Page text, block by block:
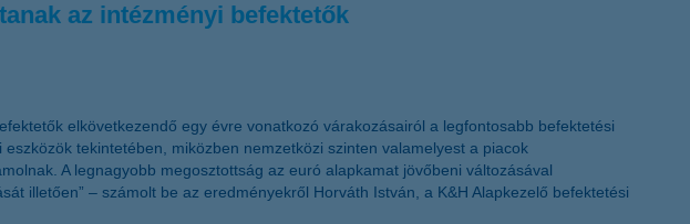
az intézményi befektetők
elkövetkezendő egy évre vonatkozó várakozásairól a legfontosabb befektetési
tekintetében, miközben nemzetközi szinten valamelyest a piacok
A legnagyobb megosztottság az euró alapkamat jövőbeni változásával
illetően” – számolt be az eredményekről Horváth István, a K&H Alapkezelő befektetési